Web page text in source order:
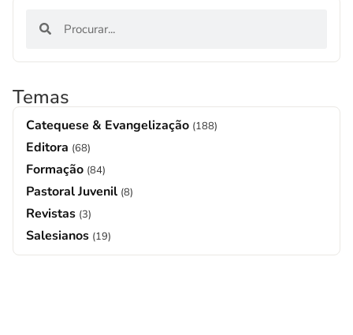
Temas
Catequese & Evangelização (188)
Editora (68)
Formação (84)
Pastoral Juvenil (8)
Revistas (3)
Salesianos (19)